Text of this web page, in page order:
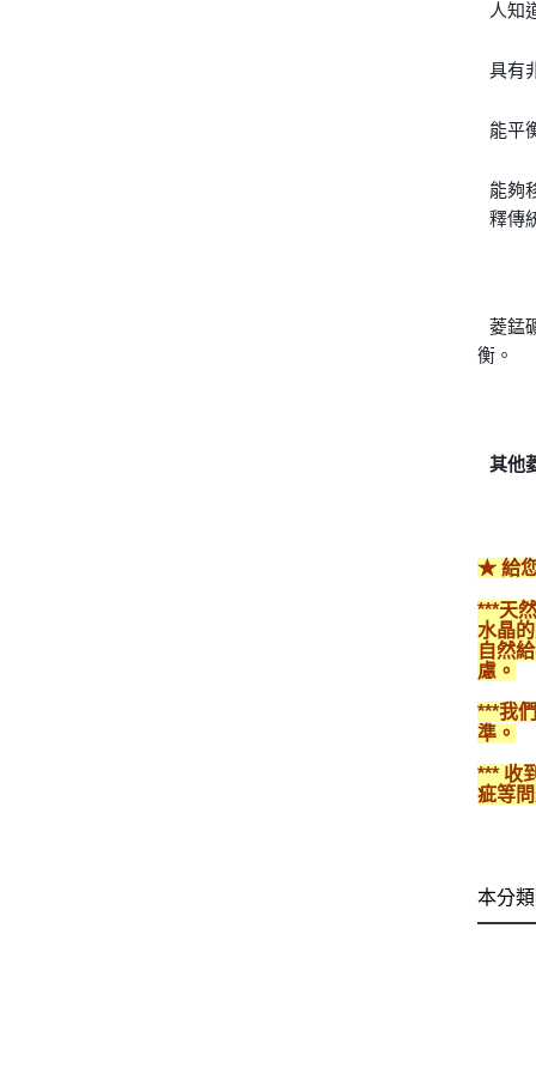
人知
具有
能平
能夠
釋傳
菱錳
衡。
其他
★ 給
***天
水晶
自然
慮。
***我
準。
*** 收
疵等
本分